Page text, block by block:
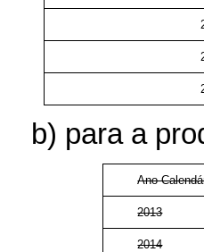
b) para a
Ano-
2013
2014